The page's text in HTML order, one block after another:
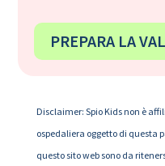
PREPARA LA
Disclaimer: Spio Kids non è
ospedaliera oggetto di questa
questo sito web sono da